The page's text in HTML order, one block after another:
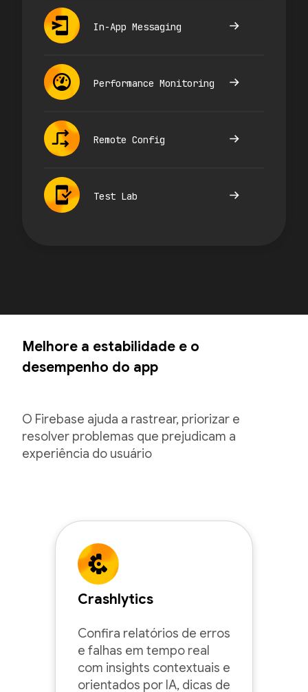
In-App Messaging
Performance Monitoring
Remote Config
Test Lab
Melhore a estabilidade e o
desempenho do app
O Firebase ajuda a rastrear, priorizar e
resolver problemas que prejudicam a
experiência do usuário
Crashlytics
Confira relatórios de erros
e falhas em tempo real
com insights contextuais e
orientados por IA, dicas de